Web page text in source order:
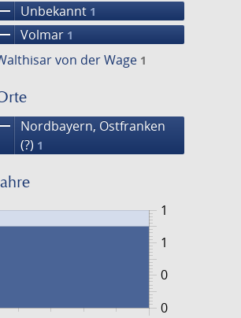
remove Unbekannt 1
remove Volmar 1
von der Wage 1
remove
Nordbayern, Ostfranken
(?) 1
0
1
0
1